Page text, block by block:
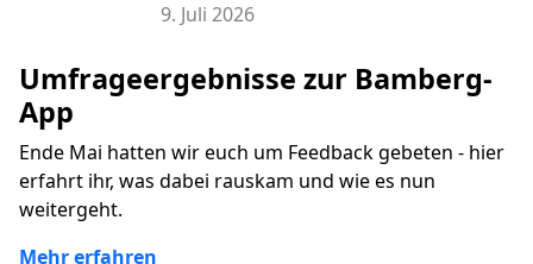
9. Juli 2026
Umfrageergebnisse zur Bamberg-
App
Ende Mai hatten wir euch um Feedback gebeten - hier
erfahrt ihr, was dabei rauskam und wie es nun
weitergeht.
Mehr erfahren